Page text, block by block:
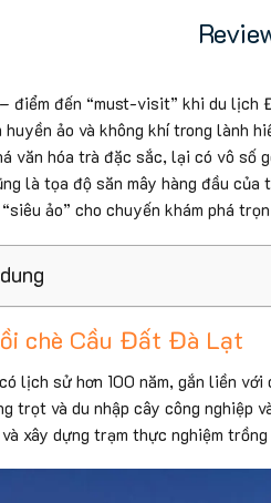
– điểm đến “must-visit” khi du lịch
huyền ảo và không khí trong lành
văn hóa trà đặc sắc, lại có vô số
là tọa độ săn mây hàng đầu
ảo” cho chuyến khám phá
chè Cầu Đất Đà Lạt
lịch sử hơn 100 năm, gắn liền
trọt và du nhập cây công nghiệp
xây dựng trạm thực nghiệm